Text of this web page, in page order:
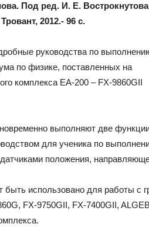
Под ред. И. Е.
2012.- 96 с.
руководства по
по физике, поставленных на
комплекса ЕА-200 – FХ-9860GII
выполняют две
для ученика по
положения,
быть использовано для работы с
FX-9750GII, FX-7400GII,